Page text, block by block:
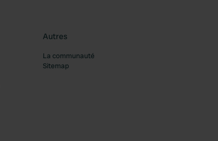
Autres
La communauté
Sitemap